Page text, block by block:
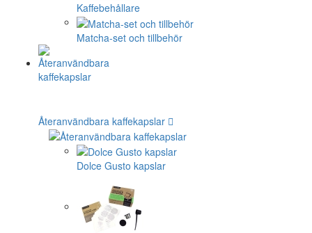
Kaffebehållare
Matcha-set och tillbehör
Återanvändbara kaffekapslar
Dolce Gusto kapslar